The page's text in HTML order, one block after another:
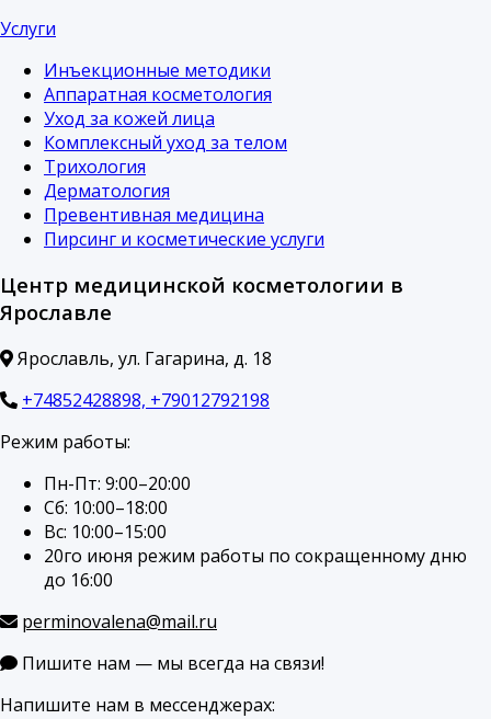
Услуги
Инъекционные методики
Аппаратная косметология
Уход за кожей лица
Комплексный уход за телом
Трихология
Дерматология
Превентивная медицина
Пирсинг и косметические услуги
Центр медицинской косметологии в
Ярославле
Ярославль, ул. Гагарина, д. 18
+74852428898, +79012792198
Режим работы:
Пн-Пт: 9:00–20:00
Сб: 10:00–18:00
Вс: 10:00–15:00
20го июня режим работы по сокращенному дню
до 16:00
perminovalena@mail.ru
Пишите нам — мы всегда на связи!
Напишите нам в мессенджерах: